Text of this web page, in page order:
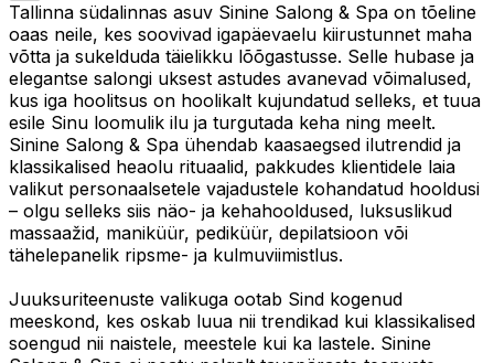
Tallinna südalinnas asuv Sinine Salong & Spa on tõeline
oaas neile, kes soovivad igapäevaelu kiirustunnet maha
võtta ja sukelduda täielikku lõõgastusse. Selle hubase ja
elegantse salongi uksest astudes avanevad võimalused,
kus iga hoolitsus on hoolikalt kujundatud selleks, et tuua
esile Sinu loomulik ilu ja turgutada keha ning meelt.
Sinine Salong & Spa ühendab kaasaegsed ilutrendid ja
klassikalised heaolu rituaalid, pakkudes klientidele laia
valikut personaalsetele vajadustele kohandatud hooldusi
– olgu selleks siis näo- ja kehahooldused, luksuslikud
massaažid, maniküür, pediküür, depilatsioon või
tähelepanelik ripsme- ja kulmuviimistlus.
Juuksuriteenuste valikuga ootab Sind kogenud
meeskond, kes oskab luua nii trendikad kui klassikalised
soengud nii naistele, meestele kui ka lastele. Sinine